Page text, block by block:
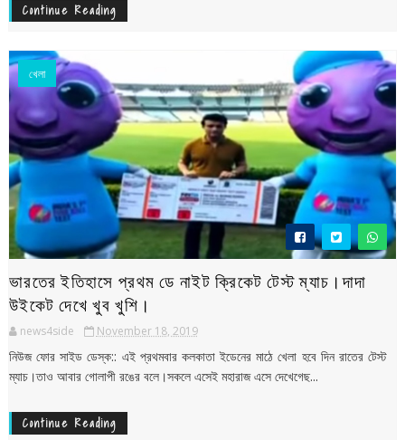
Continue Reading
খেলা
ভারতের ইতিহাসে প্রথম ডে নাইট ক্রিকেট টেস্ট ম্যাচ।দাদা
উইকেট দেখে খুব খুশি।
news4side November 18, 2019
নিউজ ফোর সাইড ডেস্ক:: এই প্রথমবার কলকাতা ইডেনের মাঠে খেলা হবে দিন রাতের টেস্ট
ম্যাচ।তাও আবার গোলাপী রঙের বলে।সকলে এসেই মহারাজ এসে দেখেগেছ...
Continue Reading